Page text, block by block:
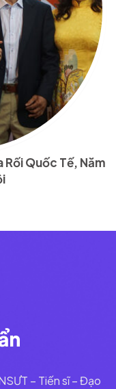
Rối Quốc Tế, Năm
– Tiến sĩ – Đạo